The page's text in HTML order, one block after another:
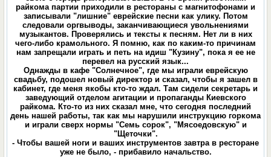
райкома партии приходили в рестораны с магнитофонами и
записывали "лишние" еврейские песни как улику. Потом
следовали оргвыводы, заканчивающиеся увольнениями
музыкантов. Проверялись и тексты к песням. Нет ли в них
чего-либо крамольного. Я помню, как по каким-то причинам
нам запрещали играть и петь на идиш "Кузину", пока я ее не
перевел на русский язык...
Однажды в кафе "Солнечное", где мы играли еврейскую
свадьбу, подошел новый директор и сказал, чтобы я зашел в
кабинет, где меня якобы кто-то ждал. Там сидели секретарь и
заведующий отделом агитации и пропаганды Киевского
райкома. Кто-то из них сказал мне, что сегодня последний
день нашей работы, так как мы нарушили инструкцию горкома
и играли сверх нормы "Семь сорок", "Мясоедовскую" и
"Щеточки".
- Чтобы вашей ноги и ваших инструментов завтра в ресторане
уже не было, - прибавило начальство.